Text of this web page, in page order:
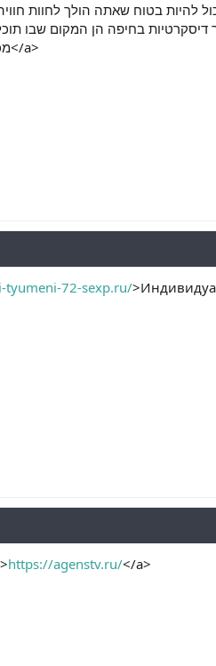
בטוח שאתה הולך לחוות חוויה
>מכוני ליווי חיפה</a>
72-sexp.ru/
>https://agenstv.ru/</a>